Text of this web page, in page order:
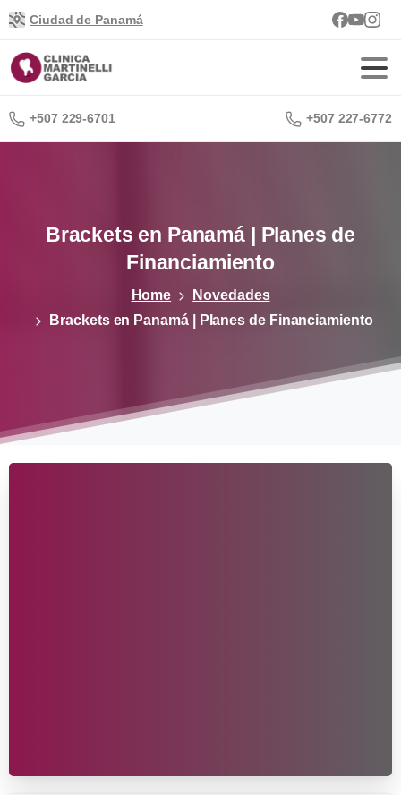
Ciudad de Panamá
+507 229-6701 +507 227-6772
Brackets en Panamá Planes de
Financiamiento
Home
Novedades
Brackets en Panamá | Planes de Financiamiento